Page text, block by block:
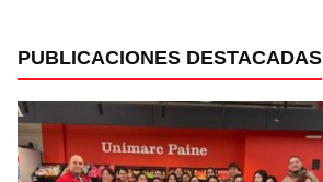
PUBLICACIONES DESTACADAS